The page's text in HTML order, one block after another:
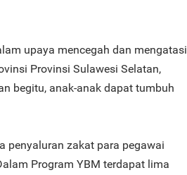
upaya mencegah dan mengatasi
Provinsi Sulawesi Selatan,
begitu, anak-anak dapat tumbuh
penyaluran zakat para pegawai
Program YBM terdapat lima